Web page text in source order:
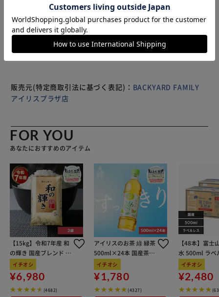
150～158cm モデル身長：154cm モデル着用サイズ：
※製品は予告なく仕様を変更する場合がございます。あらか
じめご了承ください。
販売元(特定商取引法に基づく表記)： BACKYARD FAMILY
アイリスプラザ店
FOR YOU
あなたにおすすめのアイテム
【15kg】令和7年産 和
の輝き 国産ブレンド 5
kg×3袋
イチオシ
¥6,980
(4682)
アイリスのお茶 綠 緑茶
500ml×24本 国産茶葉
100％使用
イチオシ
¥1,780
(4327)
【48本】富士
水 500ml ラベ
イチオシ
¥2,480